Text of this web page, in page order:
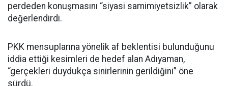
perdeden konuşmasını “siyasi samimiyetsizlik” olarak
değerlendirdi.
PKK mensuplarına yönelik af beklentisi bulunduğunu
iddia ettiği kesimleri de hedef alan Adıyaman,
“gerçekleri duydukça sinirlerinin gerildiğini” öne
sürdü.